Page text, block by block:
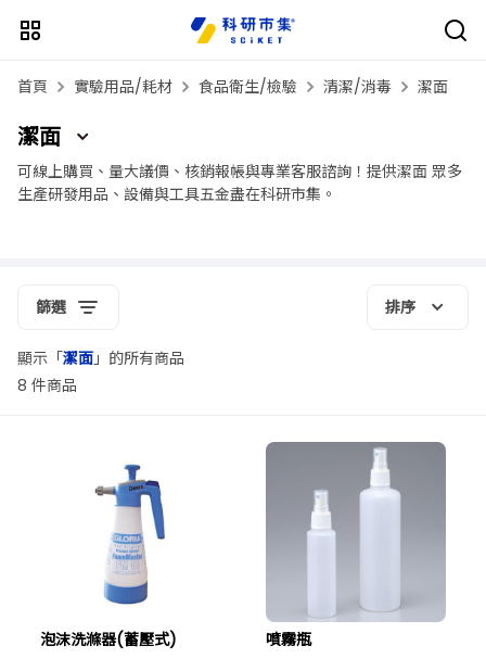
首頁 實驗用品/耗材 食品衛生/檢驗 清潔/消毒 潔面
潔面
可線上購買、量大議價、核銷報帳與專業客服諮詢！提供潔面 眾多
生產研發用品、設備與工具五金盡在科研市集。
篩選 排序
顯示「潔面」的所有商品
8 件商品
泡沫洗滌器(蓄壓式) 噴霧瓶